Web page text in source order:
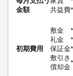
金額
共益費
初期費用
敷金
礼金
保証金
敷引き
償却金